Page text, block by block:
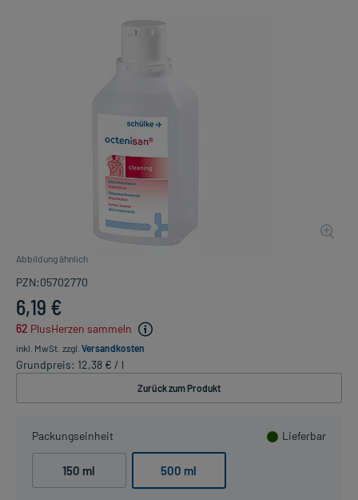
Abbildung ähnlich
PZN:05702770
6,19 €
62 PlusHerzen sammeln
inkl. MwSt. zzgl. Versandkosten
Grundpreis: 12,38 € / l
Zurück zum Produkt
Packungseinheit Lieferbar
150 ml 500 ml